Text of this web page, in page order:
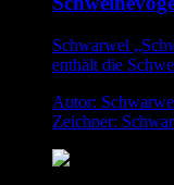
Schwarwel
enthält die
Autor:
Zeichner: